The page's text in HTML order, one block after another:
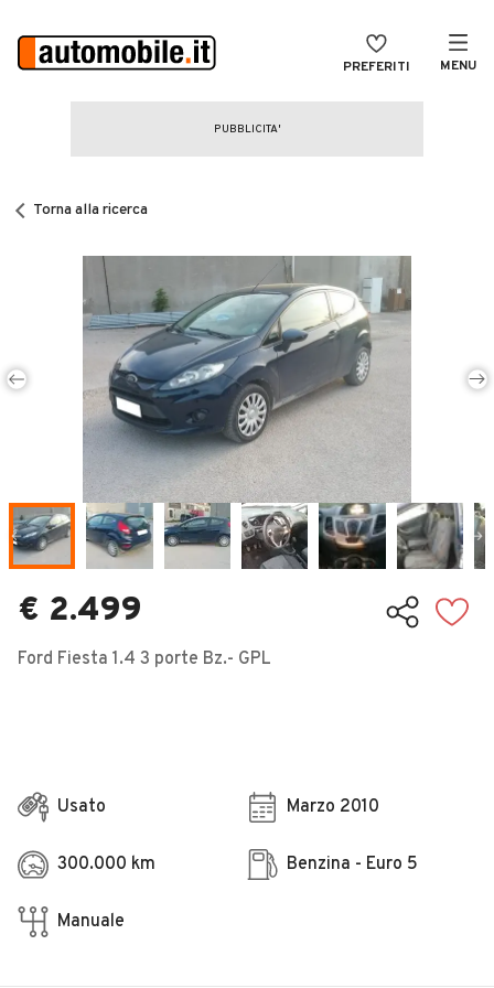
PREFERITI MENU
CERCA
Auto Nuove
Noleggio a lungo termine
Auto d'epoca
Camper
Veicoli Commerciali
Concessionari
Torna alla ricerca
€ 2.499
Ford Fiesta 1.4 3 porte Bz.- GPL
Usato Marzo 2010
300.000 km Benzina - Euro 5
Manuale